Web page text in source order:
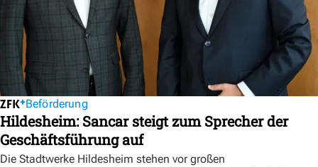
Beförderung
Hildesheim: Sancar steigt zum Sprecher der
Geschäftsführung auf
Die Stadtwerke Hildesheim stehen vor großen